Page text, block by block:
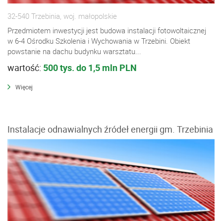
32-540 Trzebinia, woj. małopolskie
Przedmiotem inwestycji jest budowa instalacji fotowoltaicznej
w 6-4 Ośrodku Szkolenia i Wychowania w Trzebini. Obiekt
powstanie na dachu budynku warsztatu...
wartość: 500 tys. do 1,5 mln PLN
Więcej
Instalacje odnawialnych źródeł energii gm. Trzebinia